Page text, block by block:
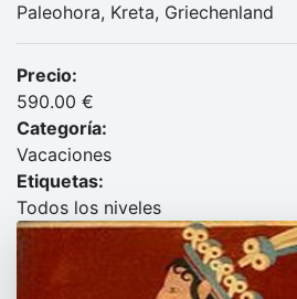
Paleohora, Kreta, Griechenland
Precio:
590.00 €
Categoría:
Vacaciones
Etiquetas:
Todos los niveles